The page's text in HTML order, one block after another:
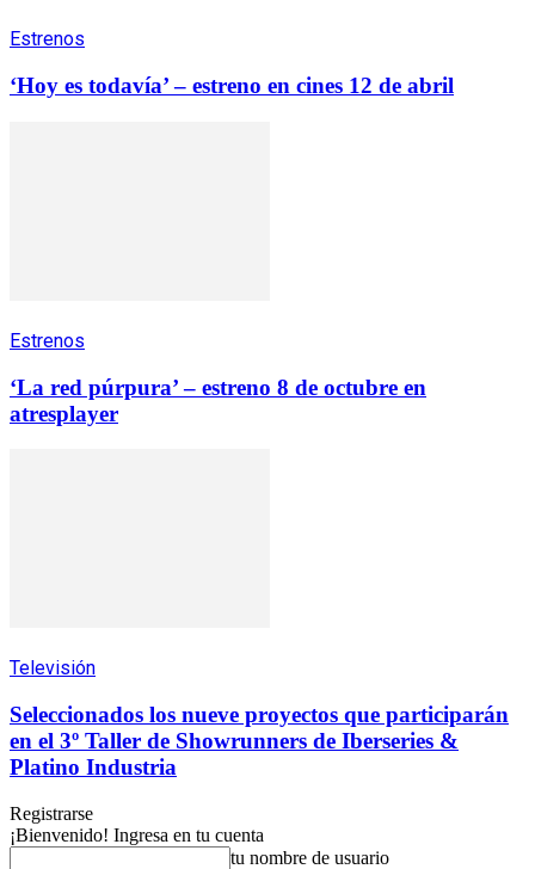
Estrenos
‘Hoy es todavía’ – estreno en cines 12 de abril
Estrenos
‘La red púrpura’ – estreno 8 de octubre en
atresplayer
Televisión
Seleccionados los nueve proyectos que participarán
en el 3º Taller de Showrunners de Iberseries &
Platino Industria
Registrarse
¡Bienvenido! Ingresa en tu cuenta
tu nombre de usuario